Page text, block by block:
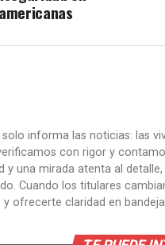
informa las noticias: las
con rigor y
y una mirada atenta al
Cuando los titulares
ofrecerte claridad en